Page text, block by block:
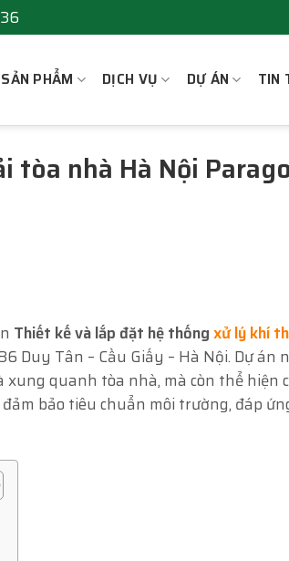
SẢN PHẨM DỊCH VỤ DỰ ÁN TIN
nhà Hà Nội
Thiết kế và lắp đặt hệ thốngxử lý khí
Tân – Cầu Giấy – Hà Nội. Dự án
quanh tòa nhà, mà còn thể hiện
bảo tiêu chuẩn môi trường, đáp